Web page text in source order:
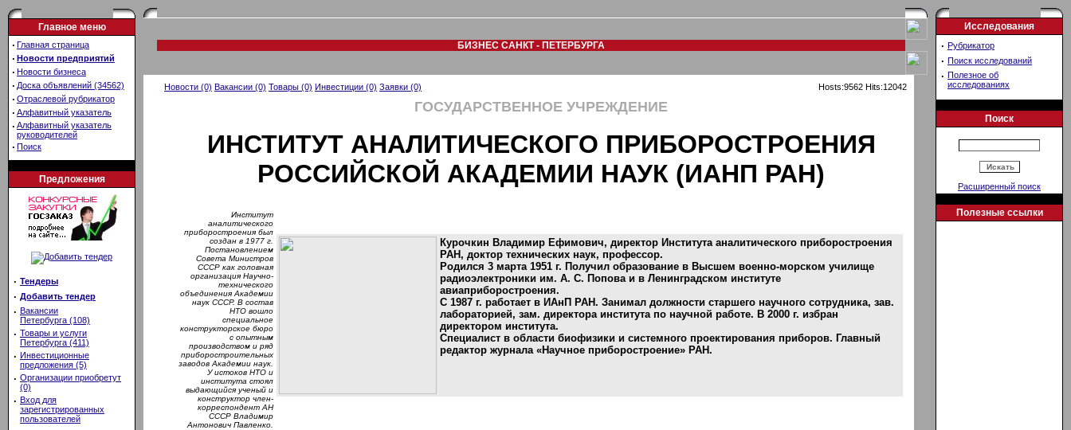
Главное меню
· Главная страница
· Новости предприятий
· Новости бизнеса
· Доска объявлений (34562)
· Отраслевой рубрикатор
· Алфавитный указатель
· Алфавитный указатель
руководителей
· Поиск
Предложения
· Тендеры
· Добавить тендер
· Вакансии
Петербурга (108)
· Товары и услуги
Петербурга (411)
· Инвестиционные
предложения (5)
· Организации приобретут
(0)
· Вход для
зарегистрированных
пользователей
БИЗНЕС САНКТ - ПЕТЕРБУРГА
Новости (0) Вакансии (0) Товары (0) Инвестиции (0) Заявки (0) Hosts:9562 Hits:12042
ГОСУДАРСТВЕННОЕ УЧРЕЖДЕНИЕ
ИНСТИТУТ АНАЛИТИЧЕСКОГО ПРИБОРОСТРОЕНИЯ
РОССИЙСКОЙ АКАДЕМИИ НАУК (ИАНП РАН)
Институт
аналитического
приборостроения был
создан в 1977 г.
Постановлением
Совета Министров
СССР как головная
организация Научно-
технического
объединения Академии
наук СССР. В состав
НТО вошло
специальное
конструкторское бюро
с опытным
производством и ряд
приборостроительных
заводов Академии наук.
У истоков НТО и
института стоял
выдающийся ученый и
конструктор член-
корреспондент АН
СССР Владимир
Антонович Павленко.
Курочкин Владимир Ефимович, директор Института аналитического приборостроения
РАН, доктор технических наук, профессор.
Родился 3 марта 1951 г. Получил образование в Высшем военно-морском училище
радиоэлектроники им. А. С. Попова и в Ленинградском институте
авиаприборостроения.
С 1987 г. работает в ИАнП РАН. Занимал должности старшего научного сотрудника, зав.
лабораторией, зам. директора института по научной работе. В 2000 г. избран
директором института.
Специалист в области биофизики и системного проектирования приборов. Главный
редактор журнала «Научное приборостроение» РАН.
Исследования
· Рубрикатор
· Поиск исследований
· Полезное об
исследованиях
Поиск
Расширенный поиск
Полезные ссылки